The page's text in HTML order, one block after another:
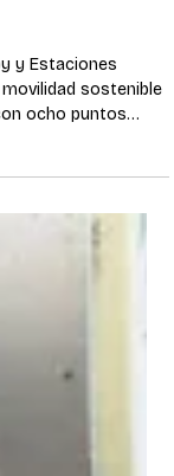
y Estaciones
sostenible
se presentó
para motos
entre